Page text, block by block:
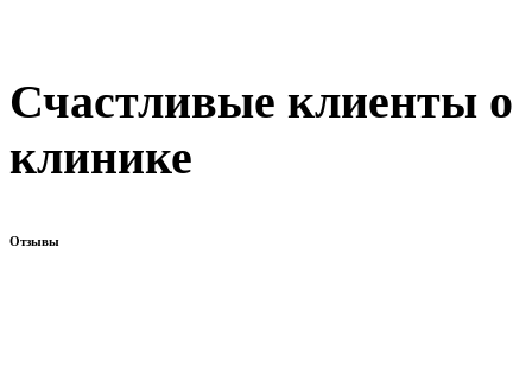
Счастливые клиенты о
клинике
Отзывы